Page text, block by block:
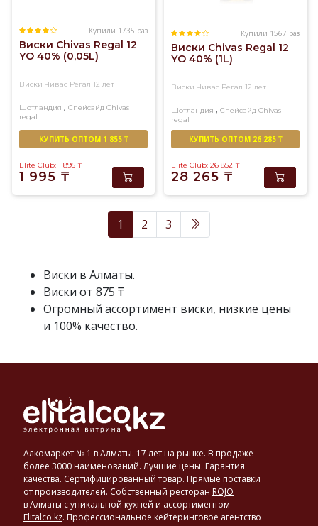
Купили 1735 раз
Виски Chivas Regal 12
YO 40% (0,05L)
Виски Чивас Регал 12 лет
Шотландия , Спейсайд Chivas
regal
КУПИТЬ ОПТОМ 1 855 ₸
Elite Club: 1 895 ₸
1 995 ₸
Купили 1567 раз
Виски Chivas Regal 12
YO 40% (1L)
Виски Чивас Регал 12 лет
Шотландия , Спейсайд Chivas
regal
Купажированный
КУПИТЬ ОПТОМ 26 285 ₸
Elite Club: 26 852 ₸
28 265 ₸
1 2 3
Виски в Алматы.
Виски от 875 ₸
Огромный ассортимент виски, низкие цены
и 100% качество.
Алкомаркет № 1 в Алматы. 17 лет на рынке. В продаже
более 3000 наименований. Лучшие цены. Гарантия
качества. Сертифицированный товар. Прямые поставки
от производителей. Собственный ресторан ROJO
в Алматы с уникальной кухней и ассортиментом
Elitalco.kz. Профессиональное кейтеринговое агентство